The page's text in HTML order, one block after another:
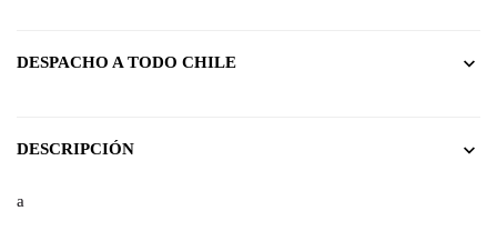
DESPACHO A TODO CHILE
DESCRIPCIÓN
a